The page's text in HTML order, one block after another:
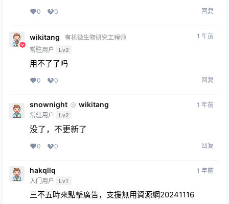
0 0 回复
wikitang
有机微生物研究工程师
常驻用户
Lv2
1 年前
用不了了吗
0 0 回复
snownight @ wikitang
常驻用户 Lv2
1 年前
没了，不更新了
0 0 回复
hakqllq
入门用户 Lv1
1 年前
三不五時來點擊廣告，支援無用資源網20241116